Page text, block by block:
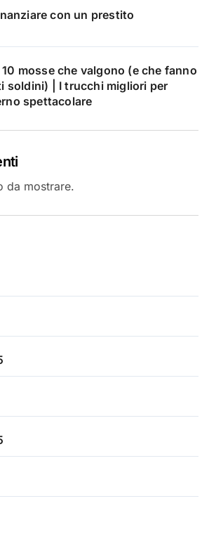
con un prestito
mosse che valgono (e che fanno
soldini) | I trucchi migliori per
spettacolare
da mostrare.